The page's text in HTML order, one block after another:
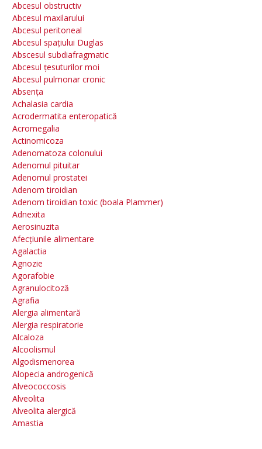
Abcesul obstructiv
Abcesul maxilarului
Abcesul peritoneal
Abcesul spațiului Duglas
Abscesul subdiafragmatic
Abcesul țesuturilor moi
Abcesul pulmonar cronic
Absența
Achalasia cardia
Acrodermatita enteropatică
Acromegalia
Actinomicoza
Adenomatoza colonului
Adenomul pituitar
Adenomul prostatei
Adenom tiroidian
Adenom tiroidian toxic (boala Plammer)
Adnexita
Aerosinuzita
Afecțiunile alimentare
Agalactia
Agnozie
Agorafobie
Agranulocitoză
Agrafia
Alergia alimentară
Alergia respiratorie
Alcaloza
Alcoolismul
Algodismenorea
Alopecia androgenică
Alveococcosis
Alveolita
Alveolita alergică
Amastia